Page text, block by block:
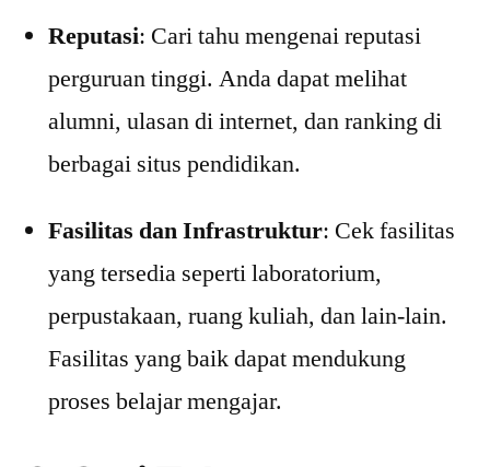
Reputasi: Cari tahu mengenai reputasi
perguruan tinggi. Anda dapat melihat
alumni, ulasan di internet, dan ranking di
berbagai situs pendidikan.
Fasilitas dan Infrastruktur: Cek fasilitas
yang tersedia seperti laboratorium,
perpustakaan, ruang kuliah, dan lain-lain.
Fasilitas yang baik dapat mendukung
proses belajar mengajar.